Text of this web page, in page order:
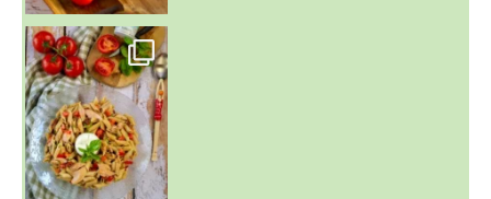
~ SALADE DE PÂTES AUX DEUX TOMATES THON ET BURRA